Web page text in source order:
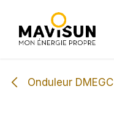
Onduleur DMEGC